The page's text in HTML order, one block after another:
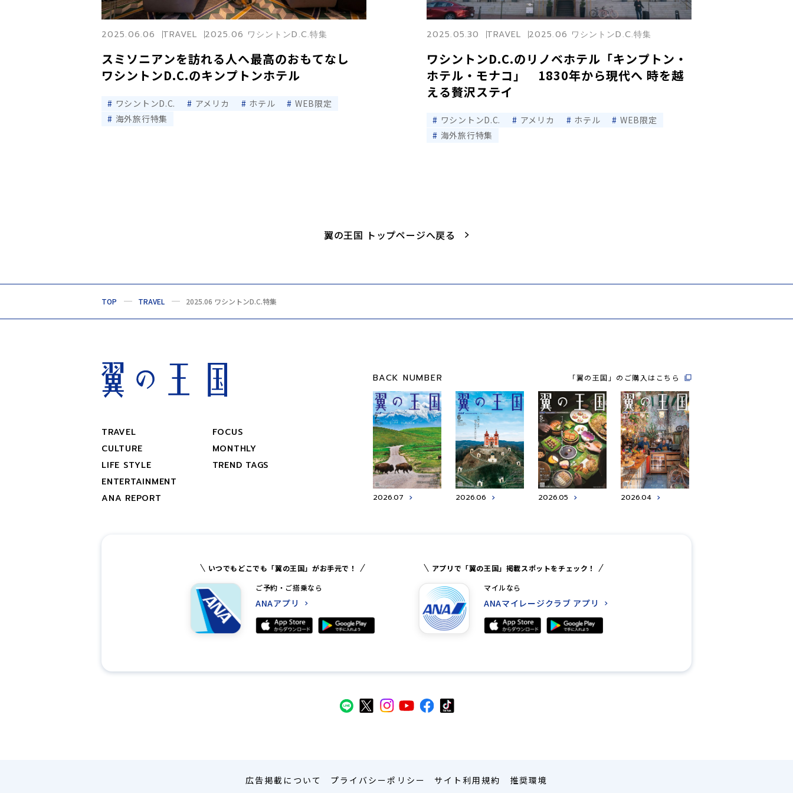
スミソニアンを訪れる人へ最高のおもてなし
ワシントンD.C.のキンプトンホテル
2025.06.06 TRAVEL 2025.06 ワシントンD.C.特集
ワシントンD.C. アメリカ ホテル
WEB限定
海外旅行特集
ワシントンD.C.のリノベホテル「キンプトン・
ホテル・モナコ」 1830年から現代へ 時を越
える贅沢ステイ
2025.05.30 TRAVEL 2025.06 ワシントンD.C.特集
ワシントンD.C. アメリカ ホテル
WEB限定
海外旅行特集
翼の王国 トップページへ戻る
TOP TRAVEL 2025.06 ワシントンD.C.特集
TRAVEL
CULTURE
LIFE STYLE
ENTERTAINMENT
ANA REPORT
FOCUS
MONTHLY
TREND TAGS
BACK NUMBER
2026.07 2026.06 2026.05 2026.04
「翼の王国」のご購入はこちら
いつでもどこでも「翼の王国」がお手元で！
ご予約・ご搭乗なら
ANAアプリ
アプリで「翼の王国」掲載スポットをチェック！
マイルなら
ANAマイレージクラブ アプリ
広告掲載について プライバシーポリシー サイト利用規約 推奨環境